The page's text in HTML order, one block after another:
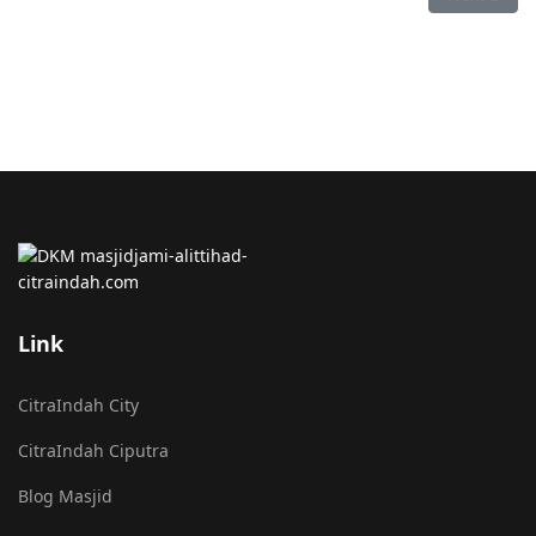
Link
CitraIndah City
CitraIndah Ciputra
Blog Masjid